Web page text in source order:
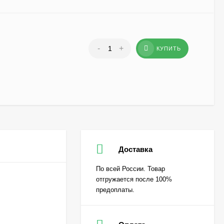
- + КУПИТЬ
Доставка
По всей России. Товар
отгружается после 100%
предоплаты.